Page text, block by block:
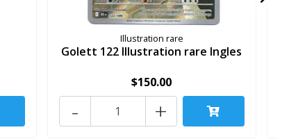
Illustration rare
Golett 122 Illustration rare Ingles
$150.00
+
-